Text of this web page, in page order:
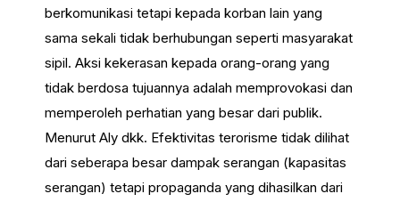
berkomunikasi tetapi kepada korban lain yang
sama sekali tidak berhubungan seperti masyarakat
sipil. Aksi kekerasan kepada orang-orang yang
tidak berdosa tujuannya adalah memprovokasi dan
memperoleh perhatian yang besar dari publik.
Menurut Aly dkk. Efektivitas terorisme tidak dilihat
dari seberapa besar dampak serangan (kapasitas
serangan) tetapi propaganda yang dihasilkan dari